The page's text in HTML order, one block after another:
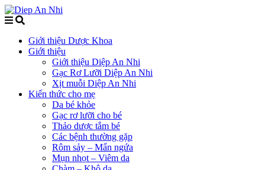
Giới thiệu Dược Khoa
Giới thiệu
Giới thiệu Diệp An Nhi
Gạc Rơ Lưỡi Diệp An Nhi
Xịt muỗi Diệp An Nhi
Kiến thức cho mẹ
Da bé khỏe
Gạc rơ lưỡi cho bé
Thảo dược tắm bé
Các bệnh thường gặp
Rôm sảy – Mẩn ngứa
Mụn nhọt – Viêm da